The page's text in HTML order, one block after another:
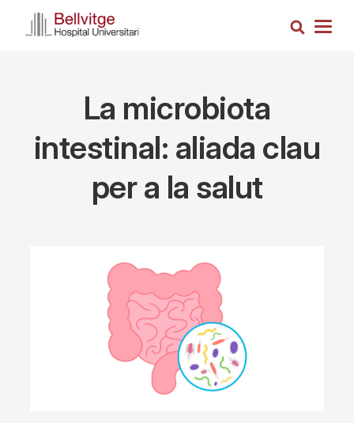
Search
La microbiota
intestinal: aliada clau
per a la salut